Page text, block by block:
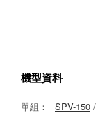
機型資料
單組： SPV-150 /